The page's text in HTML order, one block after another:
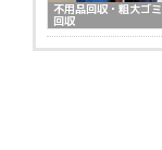
不用品回収・粗大ゴミ
回収